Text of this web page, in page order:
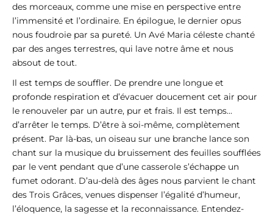
des morceaux, comme une mise en perspective entre
l’immensité et l’ordinaire. En épilogue, le dernier opus
nous foudroie par sa pureté. Un Avé Maria céleste chanté
par des anges terrestres, qui lave notre âme et nous
absout de tout.
Il est temps de souffler. De prendre une longue et
profonde respiration et d’évacuer doucement cet air pour
le renouveler par un autre, pur et frais. Il est temps…
d’arrêter le temps. D’être à soi-même, complètement
présent. Par là-bas, un oiseau sur une branche lance son
chant sur la musique du bruissement des feuilles soufflées
par le vent pendant que d’une casserole s’échappe un
fumet odorant. D’au-delà des âges nous parvient le chant
des Trois Grâces, venues dispenser l’égalité d’humeur,
l’éloquence, la sagesse et la reconnaissance. Entendez-